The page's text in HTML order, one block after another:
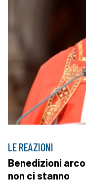
LE REAZIONI
Benedizioni
non ci stanno